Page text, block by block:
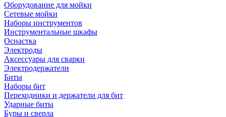
Оборудование для мойки
Сетевые мойки
Наборы инструментов
Инструментальные шкафы
Оснастка
Электроды
Аксессуары для сварки
Электродержатели
Биты
Наборы бит
Переходники и держатели для бит
Ударные биты
Буры и сверла